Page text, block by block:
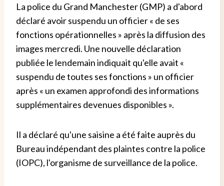
La police du Grand Manchester (GMP) a d'abord
déclaré avoir suspendu un officier « de ses
fonctions opérationnelles » après la diffusion des
images mercredi. Une nouvelle déclaration
publiée le lendemain indiquait qu'elle avait «
suspendu de toutes ses fonctions » un officier
après « un examen approfondi des informations
supplémentaires devenues disponibles ».
Il a déclaré qu'une saisine a été faite auprès du
Bureau indépendant des plaintes contre la police
(IOPC), l'organisme de surveillance de la police.